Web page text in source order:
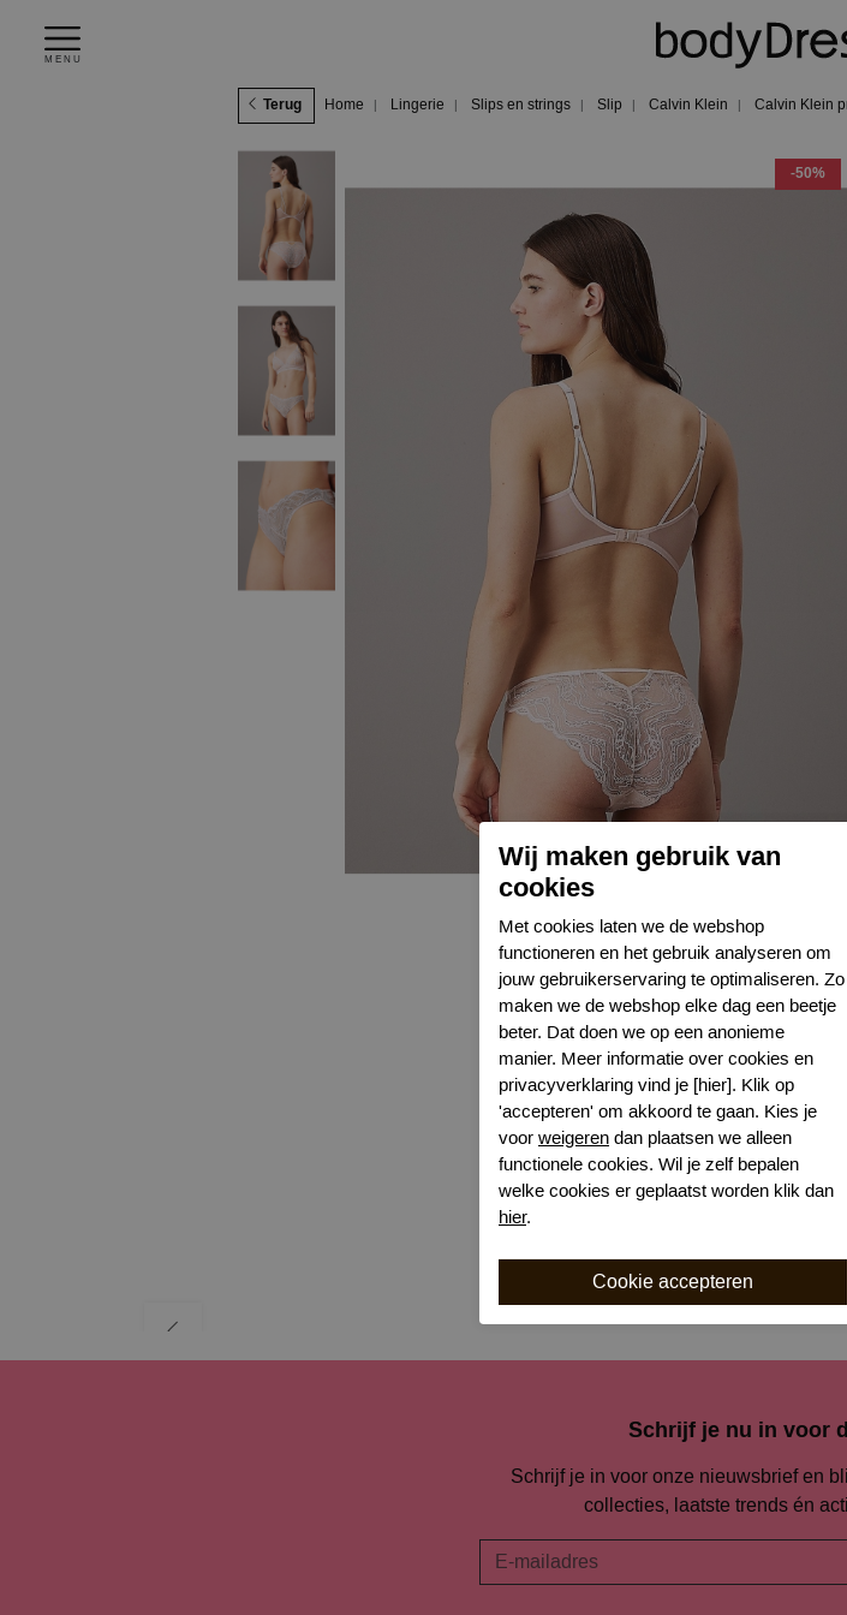
MENU
Terug Home Lingerie Slips en strings Slip Calvin Klein Calvin Klein
-50%
Toon
Naar
Schrijf je nu in voor
Schrijf je in voor onze nieuwsbrief en
collecties, laatste trends én
Wij maken gebruik van
cookies
Met cookies laten we de webshop
functioneren en het gebruik analyseren om
jouw gebruikerservaring te optimaliseren. Zo
maken we de webshop elke dag een beetje
beter. Dat doen we op een anonieme
manier. Meer informatie over cookies en
privacyverklaring vind je [hier]. Klik op
'accepteren' om akkoord te gaan. Kies je
voor weigeren dan plaatsen we alleen
functionele cookies. Wil je zelf bepalen
welke cookies er geplaatst worden klik dan
hier.